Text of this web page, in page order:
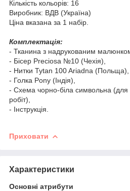
Кількість кольорів: 16
Виробник: ВДВ (Україна)
Ціна вказана за 1 набір.
Комплектація:
- Тканина з надрукованим
- Бісер Preciosa №10 (Чехія),
- Нитки Tytan 100 Ariadna (Польща),
- Голка Pony (Індія),
- Схема чорно-біла символьна (для
робіт),
- Інструкція.
Приховати
Характеристики
Основні атрибути